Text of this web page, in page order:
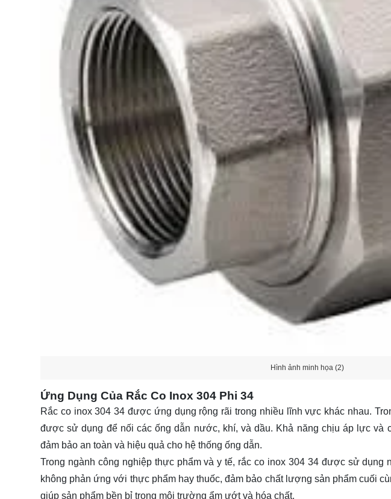
Hình ảnh minh họa (2)
Ứng Dụng Của Rắc Co Inox 304 Phi 34
Rắc co inox 304 34 được ứng dụng rộng rãi trong nhiều lĩnh vực khác nhau.
được sử dụng để nối các ống dẫn nước, khí, và dầu. Khả năng chịu áp lực và
đảm bảo an toàn và hiệu quả cho hệ thống ống dẫn.
Trong ngành công nghiệp thực phẩm và y tế, rắc co inox 304 34 được sử dụng
không phản ứng với thực phẩm hay thuốc, đảm bảo chất lượng sản phẩm cuối
giúp sản phẩm bền bỉ trong môi trường ẩm ướt và hóa chất.